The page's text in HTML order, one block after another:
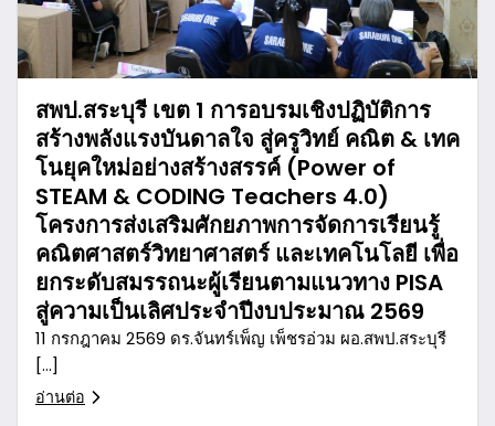
สพป.สระบุรี เขต 1 การอบรมเชิงปฏิบัติการ
สร้างพลังแรงบันดาลใจ สู่ครูวิทย์ คณิต & เทค
โนยุคใหม่อย่างสร้างสรรค์ (Power of
STEAM & CODING Teachers 4.0)
โครงการส่งเสริมศักยภาพการจัดการเรียนรู้
คณิตศาสตร์วิทยาศาสตร์ และเทคโนโลยี เพื่อ
ยกระดับสมรรถนะผู้เรียนตามแนวทาง PISA
สู่ความเป็นเลิศประจำปีงบประมาณ 2569
11 กรกฎาคม 2569 ดร.จันทร์เพ็ญ เพ็ชรอ่วม ผอ.สพป.สระบุรี
[…]
อ่านต่อ